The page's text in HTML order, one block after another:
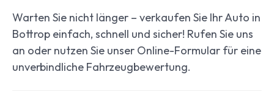
Warten Sie nicht länger – verkaufen Sie Ihr Auto in
Bottrop einfach, schnell und sicher! Rufen Sie uns
an oder nutzen Sie unser Online-Formular für eine
unverbindliche Fahrzeugbewertung.